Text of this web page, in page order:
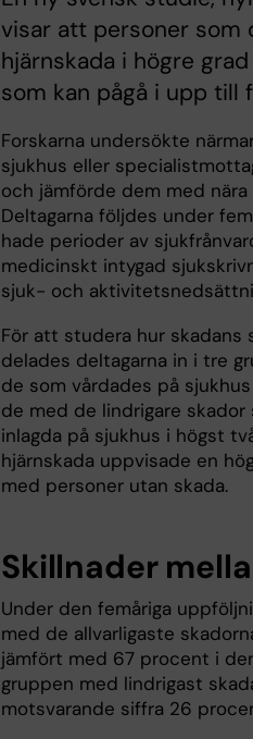
visar att personer som
hjärnskada i högre
som kan pågå i upp till
Forskarna undersökte
sjukhus eller
och jämförde dem med
Deltagarna följdes under
hade perioder av
medicinskt intygad
sjuk- och
För att studera hur skadans
delades deltagarna in i tre
de som vårdades på
de med de lindrigare
inlagda på sjukhus i högst
hjärnskada uppvisade en
med personer utan skada.
Skillnader
Under den femåriga
med de allvarligaste
jämfört med 67 procent i
gruppen med lindrigast
motsvarande siffra 26